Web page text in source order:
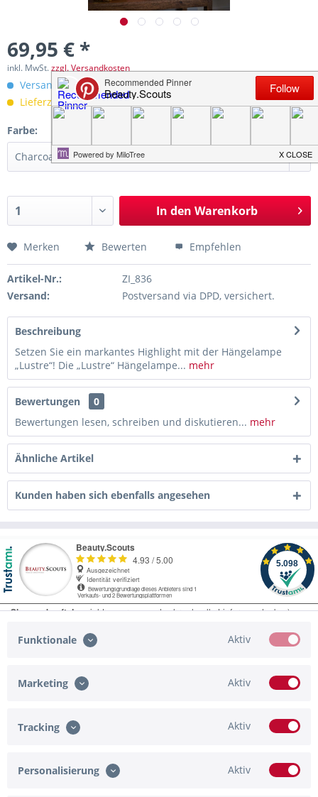
69,95 € *
inkl. MwSt.zzgl. Versandkosten
Versandkostenfreie Lieferung innerhalb Deutschlands!
Lieferzeit 2-3 Werktage
Farbe:
In den Warenkorb
Merken Bewerten Empfehlen
Artikel-Nr.:
ZI_836
Versand:
Postversand via DPD, versichert.
Beschreibung
Setzen Sie ein markantes Highlight mit der Hängelampe
„Lustre“! Die „Lustre“ Hängelampe... mehr
Bewertungen
0
Bewertungen lesen, schreiben und diskutieren... mehr
Ähnliche Artikel
Kunden haben sich ebenfalls angesehen
Service Hotline
Shop Service
Zahlungsmöglichkeiten
Funktionale Aktiv
Marketing Aktiv
Tracking Aktiv
Personalisierung Aktiv